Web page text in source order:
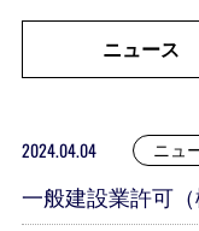
ニュース
2024.04.04 ニュ
一般建設業許可